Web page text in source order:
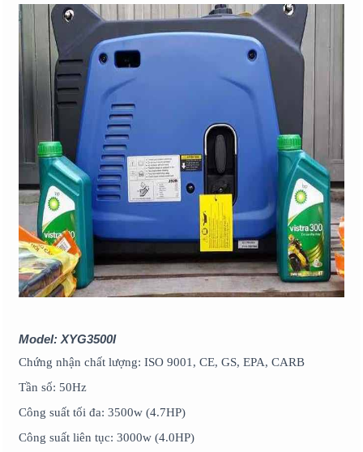
Model: XYG3500I
Chứng nhận chất lượng: ISO 9001, CE, GS, EPA, CARB
Tần số: 50Hz
Công suất tối đa: 3500w (4.7HP)
Công suất liên tục: 3000w (4.0HP)